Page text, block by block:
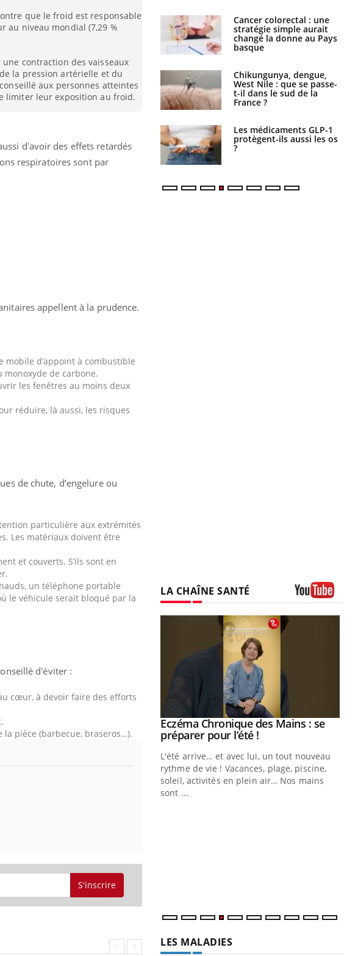
que le froid est responsable
au niveau mondial (7,29 %
contraction des vaisseaux
la pression artérielle et du
aux personnes atteintes
limiter leur exposition au froid.
d'avoir des effets retardés
respiratoires sont par
appellent à la prudence.
d’appoint à combustible
monoxyde de carbone.
les fenêtres au moins deux
réduire, là aussi, les risques
de chute, d’engelure ou
particulière aux extrémités
Les matériaux doivent être
et couverts. S’ils sont en
un téléphone portable
le véhicule serait bloqué par la
d'éviter :
cœur, à devoir faire des efforts
pièce (barbecue, braseros…).
S'inscrire
Grossesse à risque : ce jus
naturel attire l'attention
Comment oublier les
écrans en vacances ?
empiète de plus en plus
sur nos soirées
Cancer colorectal : une
stratégie simple aurait
changé la donne au Pays
basque
Chikungunya, dengue,
West Nile : que se passe-
t-il dans le sud de la
France ?
Les médicaments GLP-1
protègent-ils aussi les os
?
LA CHAÎNE SANTÉ
& Charge mentale : et si on
en parler??Youtube
d'idées reçues chez les
Youtube
Eczéma Chronique des Mains : se
préparer pour l’été !Youtube
L'été arrive… et avec lui, un tout nouveau
rythme de vie ! Vacances, plage, piscine,
soleil, activités en plein air… Nos mains
sont ...
LES MALADIES